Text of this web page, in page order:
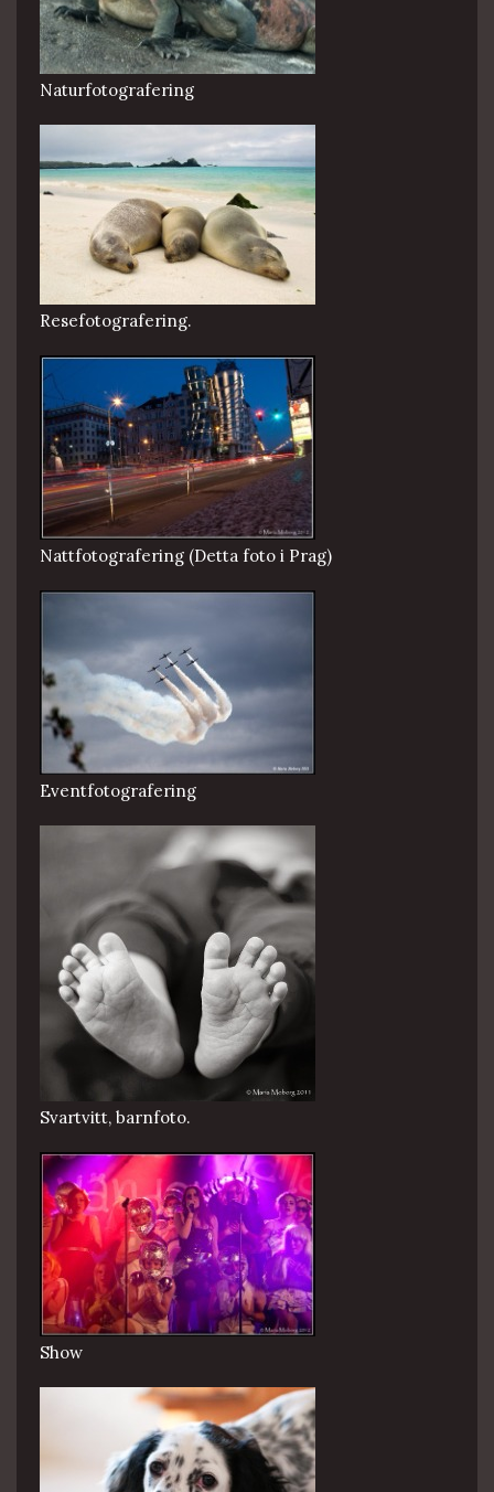
Naturfotografering
Resefotografering.
Nattfotografering (Detta foto i Prag)
Eventfotografering
Svartvitt, barnfoto.
Show